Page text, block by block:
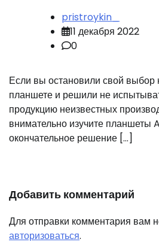
pristroykin_
11 декабря 2022
0
Если вы остановили свой
планшете и решили не
продукцию неизвестных
внимательно изучите планшеты
окончательное решение […]
Добавить комментарий
Для отправки комментария вам
авторизоваться.